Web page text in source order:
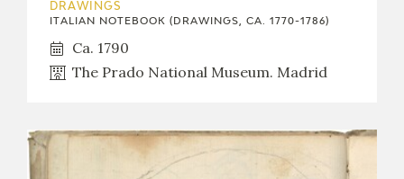
DRAWINGS
ITALIAN NOTEBOOK (DRAWINGS, CA. 1770-1786)
Ca. 1790
The Prado National Museum. Madrid